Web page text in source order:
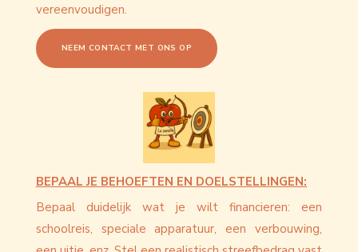
vereenvoudigen.
NEEM CONTACT MET ONS OP
BEPAAL JE BEHOEFTEN EN DOELSTELLINGEN:
Bepaal duidelijk wat je wilt financieren: een
schoolreis, speciale apparatuur, een verbouwing,